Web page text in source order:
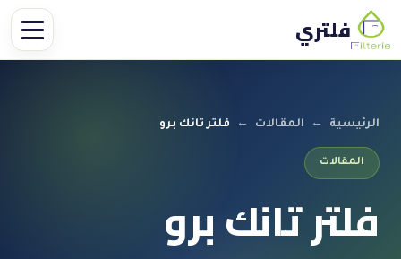
فلتري
الرئيسية ← المقالات ← فلتر تانك برو
المقالات
فلتر تانك برو